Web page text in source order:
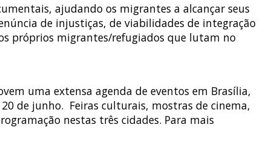
ajudando os migrantes a alcançar seus
de injustiças, de viabilidades de integração
próprios migrantes/refugiados que lutam no
uma extensa agenda de eventos em Brasília,
de junho. Feiras culturais, mostras de cinema,
nestas três cidades. Para mais